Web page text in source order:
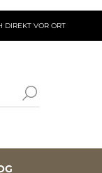
DIREKT VOR ORT